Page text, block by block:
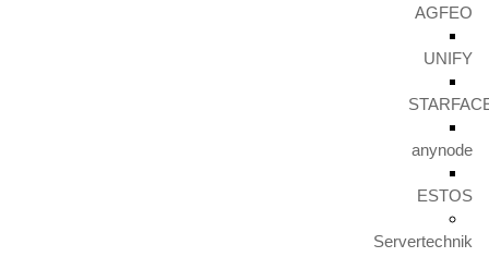
AGFEO
UNIFY
anynode
ESTOS
Servertechnik